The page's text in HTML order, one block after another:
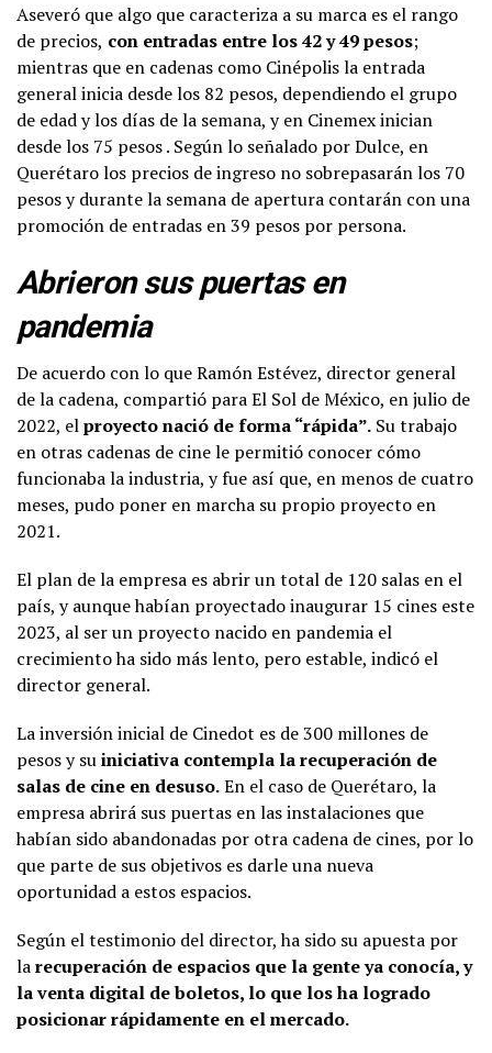
Aseveró que algo que caracteriza a su marca es el rango
de precios, con entradas entre los 42 y 49 pesos;
mientras que en cadenas como Cinépolis la entrada
general inicia desde los 82 pesos, dependiendo el grupo
de edad y los días de la semana, y en Cinemex inician
desde los 75 pesos . Según lo señalado por Dulce, en
Querétaro los precios de ingreso no sobrepasarán los 70
pesos y durante la semana de apertura contarán con una
promoción de entradas en 39 pesos por persona.
Abrieron sus puertas en
pandemia
De acuerdo con lo que Ramón Estévez, director general
de la cadena, compartió para El Sol de México, en julio de
2022, elproyecto nació de forma “rápida”. Su trabajo
en otras cadenas de cine le permitió conocer cómo
funcionaba la industria, y fue así que, en menos de cuatro
meses, pudo poner en marcha su propio proyecto en
2021.
El plan de la empresa es abrir un total de 120 salas en el
país, y aunque habían proyectado inaugurar 15 cines este
2023, al ser un proyecto nacido en pandemia el
crecimiento ha sido más lento, pero estable, indicó el
director general.
La inversión inicial de Cinedot es de 300 millones de
pesos y suiniciativa contempla la recuperación de
salas de cine en desuso.En el caso de Querétaro, la
empresa abrirá sus puertas en las instalaciones que
habían sido abandonadas por otra cadena de cines, por lo
que parte de sus objetivos es darle una nueva
oportunidad a estos espacios.
Según el testimonio del director, ha sido su apuesta por
larecuperación de espacios que la gente ya conocía, y
la venta digital de boletos, lo que los ha logrado
posicionar rápidamente en el mercado.